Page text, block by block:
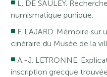
L. DE SAULEY.
numismatique punique.
F. LAJARD. Mémoire sur
cinéraire du Musée de la
A.-J. LETRONNE.
inscription grecque